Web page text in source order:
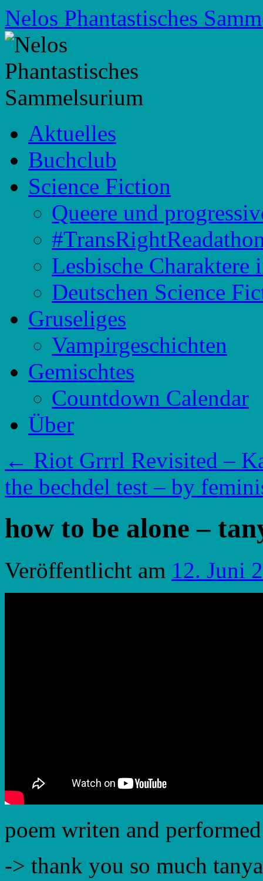
Zum
Inhalt
springen
Nelos Phantastisches
Aktuelles
Buchclub
Science Fiction
Queere und
Lesbische
Deutschen Science
Gruseliges
Vampirgeschichten
Gemischtes
Countdown Calendar
Über
← Riot Grrrl Revisited –
the bechdel test – by
how to be alone –
Veröffentlicht am 12. Juni
poem writen and
-> thank you so much